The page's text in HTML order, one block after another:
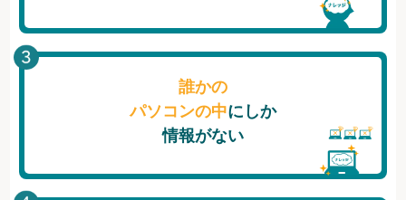
誰かの
パソコンの中にしか
情報がない